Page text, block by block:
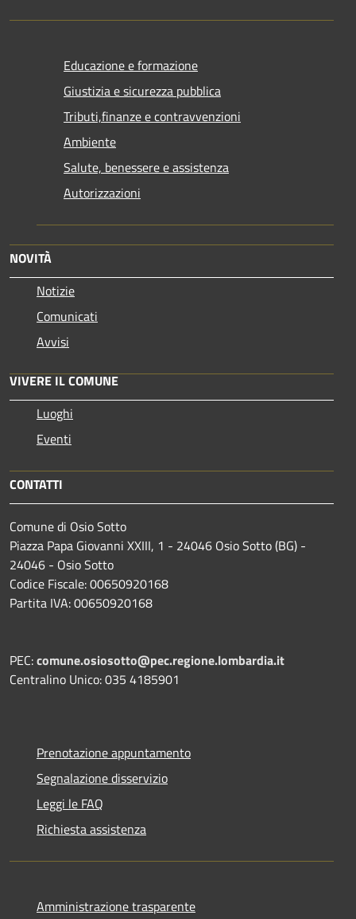
Educazione e formazione
Giustizia e sicurezza pubblica
Tributi,finanze e contravvenzioni
Ambiente
Salute, benessere e assistenza
Autorizzazioni
NOVITÀ
Notizie
Comunicati
Avvisi
VIVERE IL COMUNE
Luoghi
Eventi
CONTATTI
Comune di Osio Sotto
Piazza Papa Giovanni XXIII, 1 - 24046 Osio Sotto (BG) -
24046 - Osio Sotto
Codice Fiscale: 00650920168
Partita IVA: 00650920168
PEC:comune.osiosotto@pec.regione.lombardia.it
Centralino Unico: 035 4185901
Prenotazione appuntamento
Segnalazione disservizio
Leggi le FAQ
Richiesta assistenza
Amministrazione trasparente